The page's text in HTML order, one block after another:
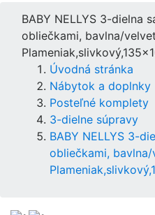
BABY NELLYS 3-dielna
obliečkami, bavlna/
Úvodná stránka
Nábytok a doplnky
Posteľné komplety
3-dielne súpravy
BABY NELLYS 3-
obliečkami,